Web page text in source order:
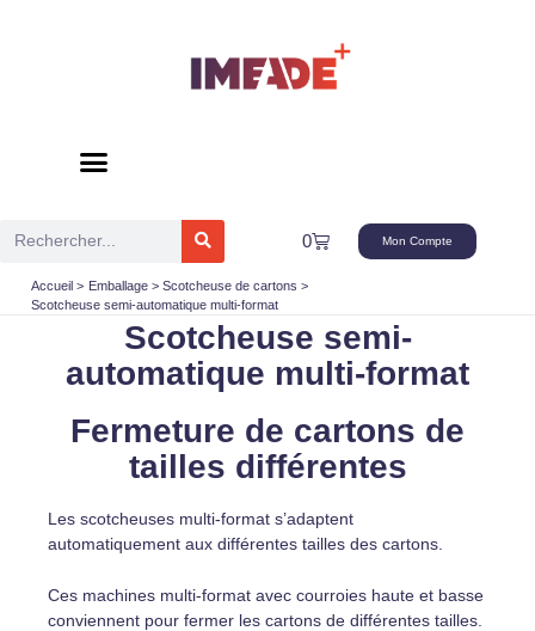
Rechercher 0
Panier Mon Compte
Accueil Emballage
Scotcheuse de cartons
Scotcheuse semi-automatique multi-format
Scotcheuse semi-
automatique multi-format
Fermeture de cartons de
tailles différentes
Les scotcheuses multi-format s’adaptent
automatiquement aux différentes tailles des cartons.
Ces machines multi-format avec courroies haute et basse
conviennent pour fermer les cartons de différentes tailles.